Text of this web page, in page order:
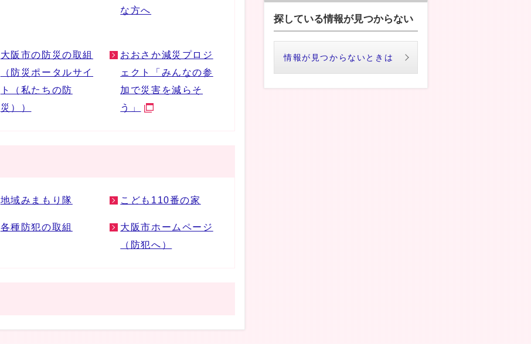
な方へ
大阪市の防災の取組
（防災ポータルサイ
ト（私たちの防
災））
おおさか減災プロジ
ェクト「みんなの参
加で災害を減らそ
う」
地域みまもり隊 こども110番の家
各種防犯の取組
大阪市ホームページ
（防犯へ）
探している情報が見つからない
情報が見つからないときは